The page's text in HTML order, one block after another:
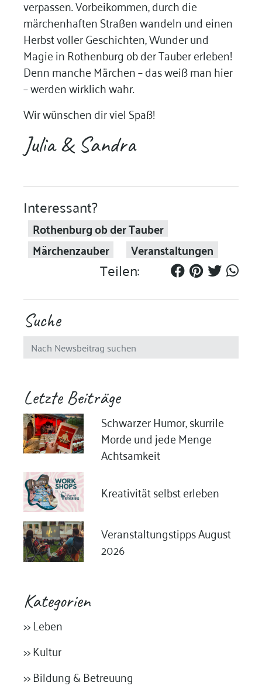
verpassen. Vorbeikommen, durch die
märchenhaften Straßen wandeln und einen
Herbst voller Geschichten, Wunder und
Magie in Rothenburg ob der Tauber erleben!
Denn manche Märchen – das weiß man hier
– werden wirklich wahr.
Wir wünschen dir viel Spaß!
Julia & Sandra
Interessant?
Rothenburg ob der Tauber
Märchenzauber
Veranstaltungen
Teilen:
Suche
Letzte Beiträge
Schwarzer Humor, skurrile
Morde und jede Menge
Achtsamkeit
Kreativität selbst erleben
Veranstaltungstipps August
2026
Kategorien
>> Leben
>> Kultur
>> Bildung & Betreuung